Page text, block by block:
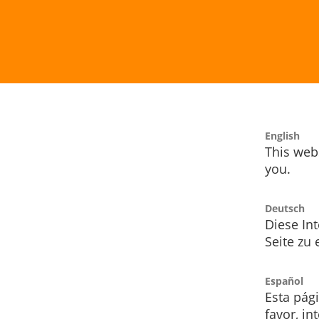
English
This
you.
Deutsch
Diese
Seite zu
Español
Esta
favor,